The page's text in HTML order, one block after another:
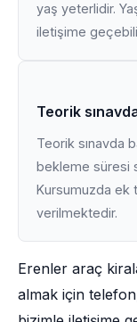
yaş yeterlidir.
iletişime
Teorik
Teorik sınavda
bekleme süresi
Kursumuzda ek
verilmektedir.
Erenler araç
almak için